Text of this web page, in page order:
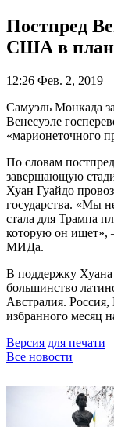
Постпред
США в
12:26 Фев. 2, 2019
Самуэль Монкада
Венесуэле
«марионеточного
По словам
завершающую
Хуан Гуайдо
государства. «Мы
стала для Трампа
которую он ищет»,
МИДа.
В поддержку
большинство
Австралия.
избранного месяц
Версия для печати
Все новости